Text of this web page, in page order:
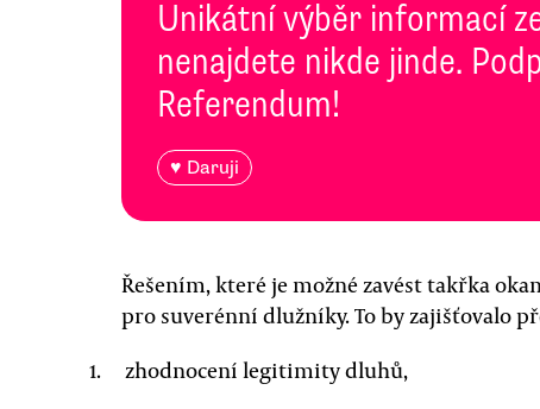
Unikátní výběr informací
nenajdete nikde jinde.
Referendum!
♥ Daruji
Řešením, které je možné zavést takřka
pro suverénní dlužníky. To by zajišťovalo
zhodnocení legitimity dluhů,